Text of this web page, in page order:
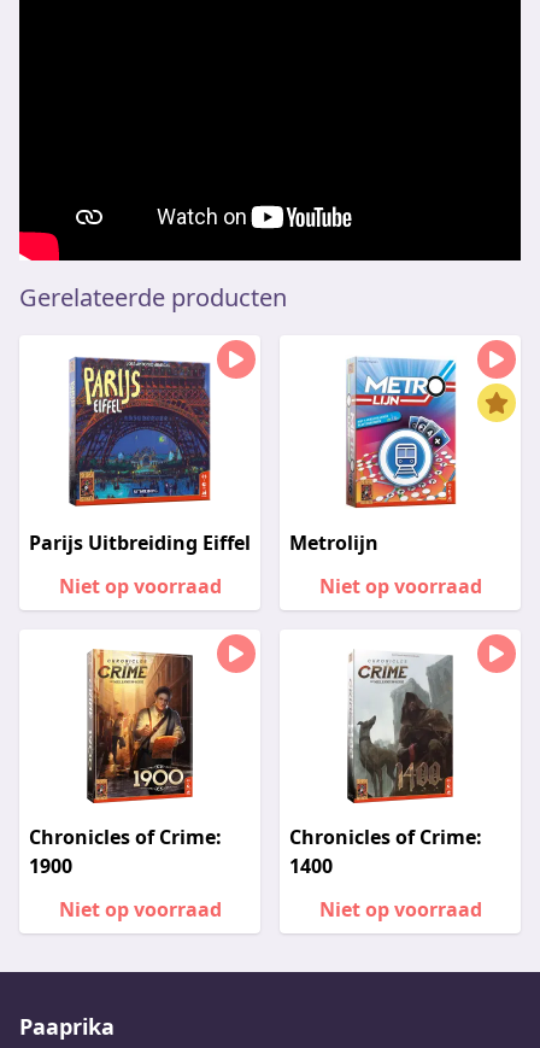
Gerelateerde producten
Parijs Uitbreiding Eiffel
Niet op voorraad
Metrolijn
Niet op voorraad
Chronicles of Crime:
1900
Niet op voorraad
Chronicles of Crime:
1400
Niet op voorraad
Paaprika